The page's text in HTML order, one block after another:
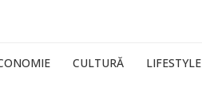
CULTURĂ LIFESTYLE